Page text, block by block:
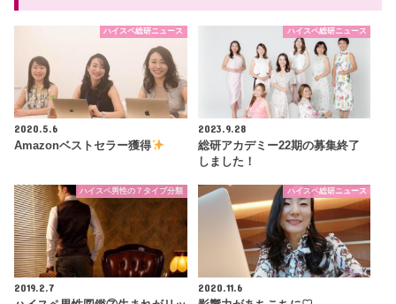
ハイスペ総研ニュース
2020.5.6
Amazonベストセラー獲得
ハイスペ総研ニュース
2023.9.28
総研アカデミー22期の募集終了
しました！
ハイスペ男性の７タイプ分類
2019.2.7
ハイスペ総研ニュース
2020.11.6